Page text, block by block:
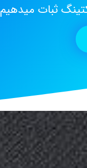
ثبات میدهیم